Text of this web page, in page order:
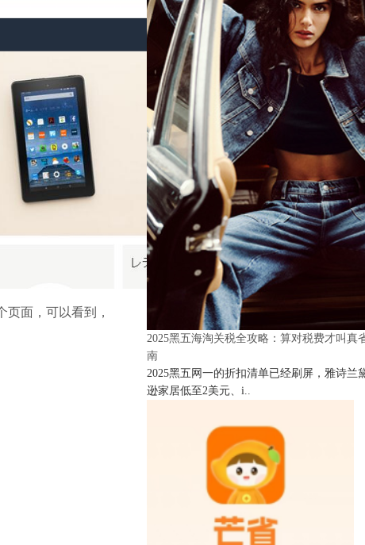
面，可以看到，
2025黑五海淘关税全攻略：算对税费才叫真
南
2025黑五网一的折扣清单已经刷屏，雅诗兰
逊家居低至2美元、i..